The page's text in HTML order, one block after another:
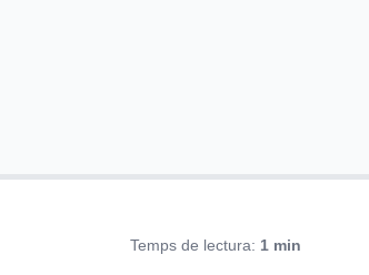
Temps de lectura: 1 min